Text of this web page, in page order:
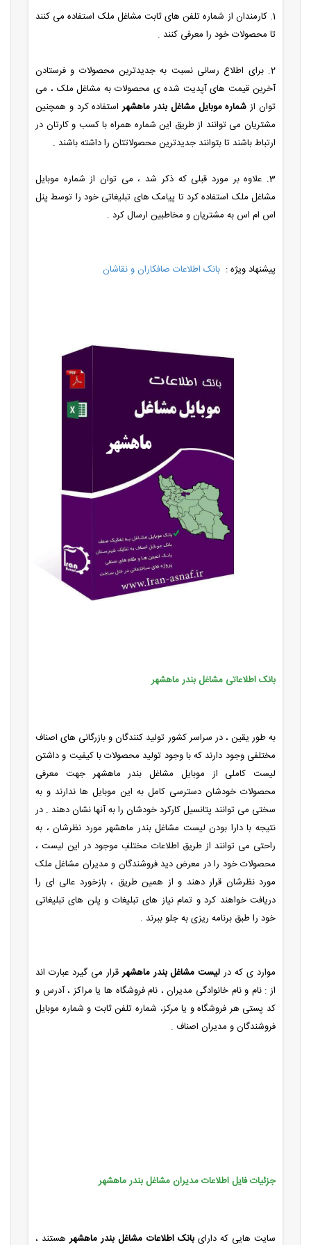
1. کارمندان از شماره تلفن های ثابت مشاغل ملک استفاده می کنند
تا محصولات خود را معرفی کنند .
2. برای اطلاع رسانی نسبت به جدیدترین محصولات و فرستادن
آخرین قیمت های آپدیت شده ی محصولات به مشاغل ملک ، می
توان از شماره موبایل مشاغل بندر ماهشهر استفاده کرد و همچنین
مشتریان می توانند از طریق این شماره همراه با کسب و کارتان در
ارتباط باشند تا بتوانند جدیدترین محصولاتتان را داشته باشند .
3. علاوه بر مورد قبلی که ذکر شد ، می توان از شماره موبایل
مشاغل ملک استفاده کرد تا پیامک های تبلیغاتی خود را توسط پنل
اس ام اس به مشتریان و مخاطبین ارسال کرد .
پیشنهاد ویژه : بانک اطلاعات صافکاران و نقاشان
بانک اطلاعاتی مشاغل بندر ماهشهر
به طور یقین ، در سراسر کشور تولید کنندگان و بازرگانی های اصناف
مختلفی وجود دارند که با وجود تولید محصولات با کیفیت و داشتن
لیست کاملی از موبایل مشاغل بندر ماهشهر جهت معرفی
محصولات خودشان دسترسی کامل به این موبایل ها ندارند و به
سختی می توانند پتانسیل کارکرد خودشان را به آنها نشان دهند . در
نتیجه با دارا بودن لیست مشاغل بندر ماهشهر مورد نظرشان ، به
راحتی می توانند از طریق اطلاعات مختلفِ موجود در این لیست ،
محصولات خود را در معرض دید فروشندگان و مدیران مشاغل ملک
مورد نظرشان قرار دهند و از همین طریق ، بازخورد عالی ای را
دریافت خواهند کرد و تمام نیاز های تبلیغات و پلن های تبلیغاتی
خود را طبق برنامه ریزی به جلو ببرند .
موارد ی که در لیست مشاغل بندر ماهشهرقرار می گیرد عبارت اند
از : نام و نام خانوادگی مدیران ، نام فروشگاه ها یا مراکز ، آدرس و
کد پستی هر فروشگاه و یا مرکز، شماره تلفن ثابت و شماره موبایل
فروشندگان و مدیران اصناف .
جزئیات فایل اطلاعات مدیران مشاغل بندر ماهشهر
سایت هایی که دارایبانک اطلاعات مشاغل بندر ماهشهر هستند ،